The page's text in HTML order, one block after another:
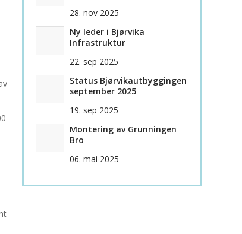
28. nov 2025
Ny leder i Bjørvika
Infrastruktur
22. sep 2025
Status Bjørvikautbyggingen
september 2025
19. sep 2025
Montering av Grunningen
Bro
06. mai 2025